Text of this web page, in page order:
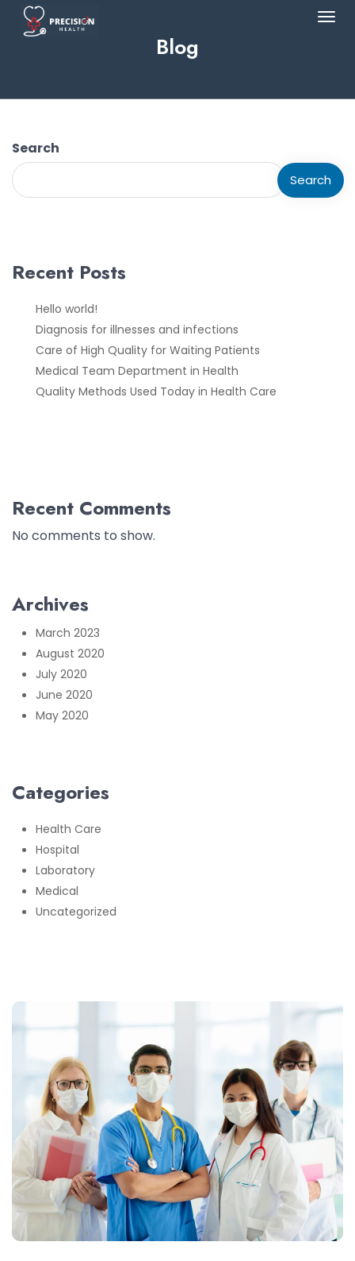
Blog
Search
Search
Recent Posts
Hello world!
Diagnosis for illnesses and infections
Care of High Quality for Waiting Patients
Medical Team Department in Health
Quality Methods Used Today in Health Care
Recent Comments
No comments to show.
Archives
March 2023
August 2020
July 2020
June 2020
May 2020
Categories
Health Care
Hospital
Laboratory
Medical
Uncategorized